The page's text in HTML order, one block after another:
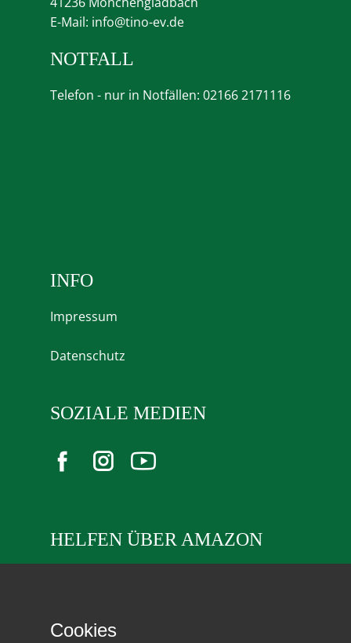
E-Mail: info@tino-ev.de
NOTFALL
Telefon - nur in Notfällen: 02166 2171116
INFO
Impressum
Datenschutz
SOZIALE MEDIEN
HELFEN ÜBER AMAZON
Cookies